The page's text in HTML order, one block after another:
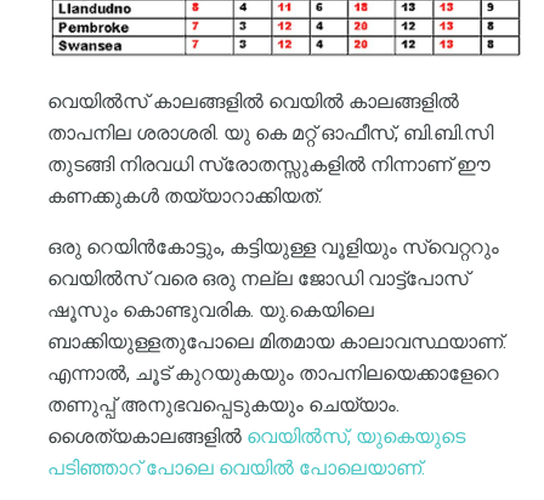
വെയിൽസ് കാലങ്ങളിൽ വെയിൽ കാലങ്ങളിൽ
താപനില ശരാശരി. യു കെ മറ്റ് ഓഫീസ്, ബി.ബി.സി
തുടങ്ങി നിരവധി സ്രോതസ്സുകളിൽ നിന്നാണ് ഈ
കണക്കുകൾ തയ്യാറാക്കിയത്.
ഒരു റെയിൻകോട്ടും, കട്ടിയുള്ള വൂളിയും സ്വെറ്ററും
വെയിൽസ് വരെ ഒരു നല്ല ജോഡി വാട്ട്പോസ്
ഷൂസും കൊണ്ടുവരിക. യു.കെയിലെ
ബാക്കിയുള്ളതുപോലെ മിതമായ കാലാവസ്ഥയാണ്.
എന്നാൽ, ചൂട് കുറയുകയും താപനിലയെക്കാളേറെ
തണുപ്പ് അനുഭവപ്പെടുകയും ചെയ്യാം.
ശൈത്യകാലങ്ങളിൽ വെയിൽസ്, യുകെയുടെ
പടിഞ്ഞാറ് പോലെ വെയിൽ പോലെയാണ്.